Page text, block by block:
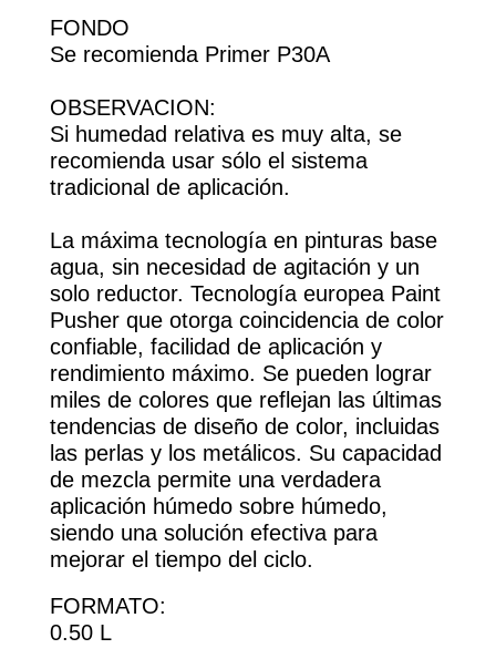
FONDO
Se recomienda Primer P30A
OBSERVACION:
Si humedad relativa es muy alta, se
recomienda usar sólo el sistema
tradicional de aplicación.
La máxima tecnología en pinturas base
agua, sin necesidad de agitación y un
solo reductor. Tecnología europea Paint
Pusher que otorga coincidencia de color
confiable, facilidad de aplicación y
rendimiento máximo. Se pueden lograr
miles de colores que reflejan las últimas
tendencias de diseño de color, incluidas
las perlas y los metálicos. Su capacidad
de mezcla permite una verdadera
aplicación húmedo sobre húmedo,
siendo una solución efectiva para
mejorar el tiempo del ciclo.
FORMATO:
0.50 L